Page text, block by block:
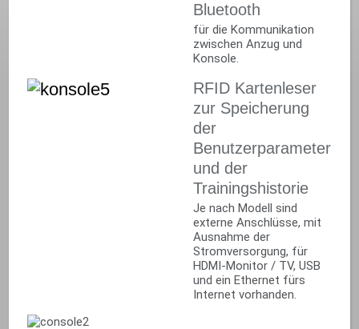
Bluetooth
für die Kommunikation
zwischen Anzug und
Konsole.
RFID Kartenleser
zur Speicherung
der
Benutzerparameter
und der
Trainingshistorie
Je nach Modell sind
externe Anschlüsse, mit
Ausnahme der
Stromversorgung, für
HDMI-Monitor / TV, USB
und ein Ethernet fürs
Internet vorhanden.